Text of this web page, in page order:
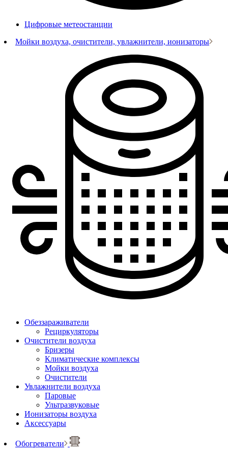
Цифровые метеостанции
Мойки воздуха, очистители, увлажнители, ионизаторы
Обеззараживатели
Рециркуляторы
Очистители воздуха
Бризеры
Климатические комплексы
Мойки воздуха
Очистители
Увлажнители воздуха
Паровые
Ультразвуковые
Ионизаторы воздуха
Аксессуары
Обогреватели